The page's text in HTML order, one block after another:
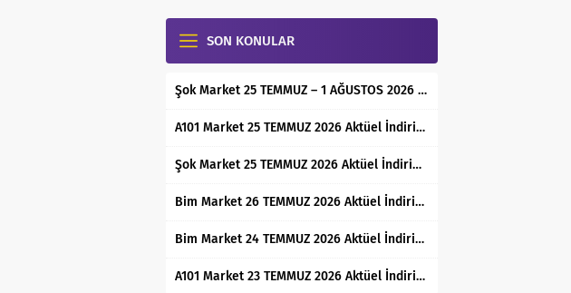
SON KONULAR
Şok Market 25 TEMMUZ – 1 AĞUSTOS 2026 Aktüel İndirimli Ürünler Kataloğu
A101 Market 25 TEMMUZ 2026 Aktüel İndirimli Ürünler Kataloğu
Şok Market 25 TEMMUZ 2026 Aktüel İndirimli Ürünler Kataloğu
Bim Market 26 TEMMUZ 2026 Aktüel İndirimli Ürünler Kataloğu
Bim Market 24 TEMMUZ 2026 Aktüel İndirimli Ürünler Kataloğu
A101 Market 23 TEMMUZ 2026 Aktüel İndirimli Ürünler Kataloğu